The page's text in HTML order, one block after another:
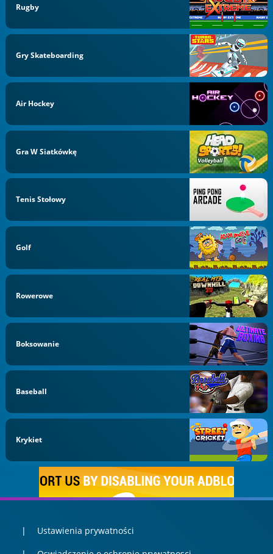
Rugby
Gry Skateboarding
Air Hockey
Gra W Siatkówkę
Tenis Stołowy
Golf
Rowerowe
Boksowanie
Baseball
Krykiet
Ustawienia prywatności